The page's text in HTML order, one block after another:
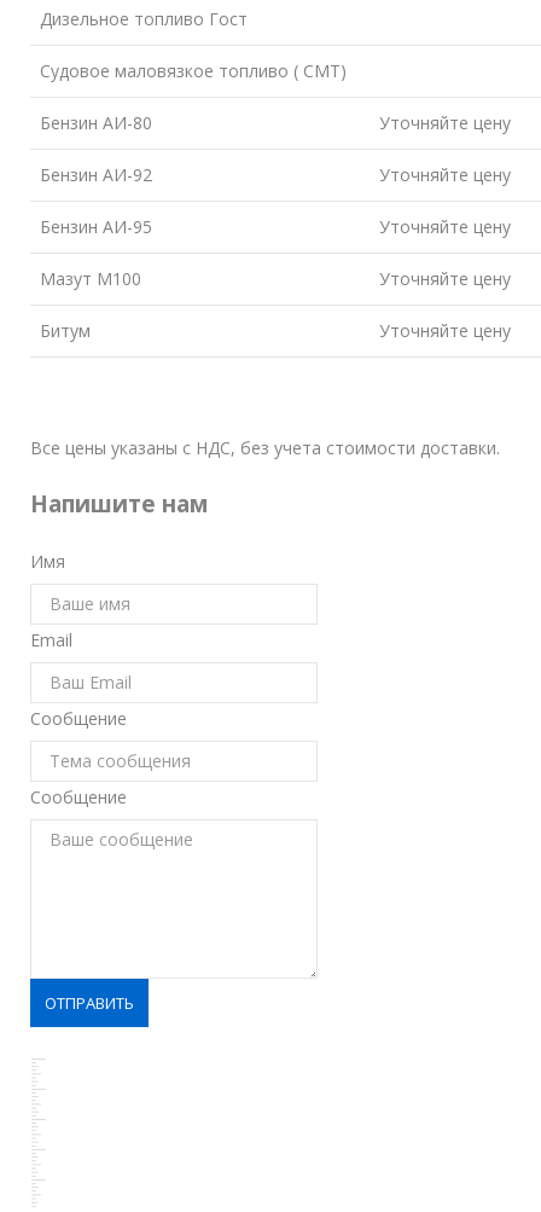
Дизельное топливо Гост
Судовое маловязкое топливо ( СМТ)
Бензин АИ-80 Уточняйте цену
Бензин АИ-92 Уточняйте цену
Бензин АИ-95 Уточняйте цену
Мазут М100 Уточняйте цену
Битум Уточняйте цену
Все цены указаны с НДС, без учета стоимости доставки.
Напишите нам
Имя
Email
Сообщение
Сообщение